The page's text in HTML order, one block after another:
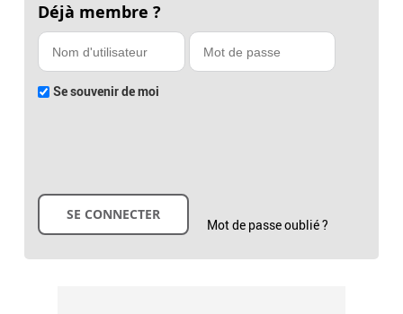
Déjà membre ?
Se souvenir de moi
Mot de passe oublié ?